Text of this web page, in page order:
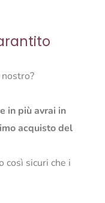
in più avrai in
acquisto del
così sicuri che i